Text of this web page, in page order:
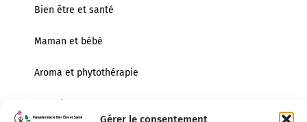
Bien être et santé
Maman et bébé
Aroma et phytothérapie